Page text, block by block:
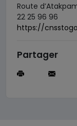
Route
22 25 96 96
https://
Partager